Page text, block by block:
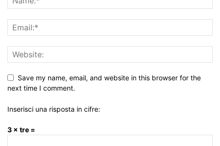
Save my name, email, and website in this browser for the
next time I comment.
Inserisci una risposta in cifre:
3 × tre =